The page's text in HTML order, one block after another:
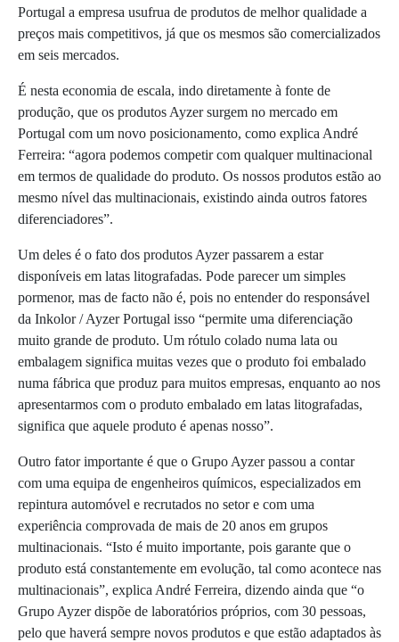
Portugal a empresa usufrua de produtos de melhor qualidade a
preços mais competitivos, já que os mesmos são comercializados
em seis mercados.
É nesta economia de escala, indo diretamente à fonte de
produção, que os produtos Ayzer surgem no mercado em
Portugal com um novo posicionamento, como explica André
Ferreira: “agora podemos competir com qualquer multinacional
em termos de qualidade do produto. Os nossos produtos estão ao
mesmo nível das multinacionais, existindo ainda outros fatores
diferenciadores”.
Um deles é o fato dos produtos Ayzer passarem a estar
disponíveis em latas litografadas. Pode parecer um simples
pormenor, mas de facto não é, pois no entender do responsável
da Inkolor / Ayzer Portugal isso “permite uma diferenciação
muito grande de produto. Um rótulo colado numa lata ou
embalagem significa muitas vezes que o produto foi embalado
numa fábrica que produz para muitos empresas, enquanto ao nos
apresentarmos com o produto embalado em latas litografadas,
significa que aquele produto é apenas nosso”.
Outro fator importante é que o Grupo Ayzer passou a contar
com uma equipa de engenheiros químicos, especializados em
repintura automóvel e recrutados no setor e com uma
experiência comprovada de mais de 20 anos em grupos
multinacionais. “Isto é muito importante, pois garante que o
produto está constantemente em evolução, tal como acontece nas
multinacionais”, explica André Ferreira, dizendo ainda que “o
Grupo Ayzer dispõe de laboratórios próprios, com 30 pessoas,
pelo que haverá sempre novos produtos e que estão adaptados às